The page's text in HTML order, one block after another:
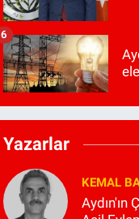
6
Yazarlar
KEMAL
Aydın'ın